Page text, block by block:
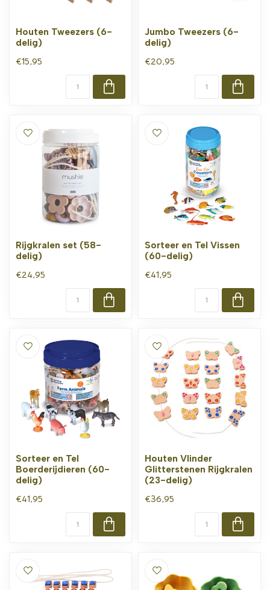
Houten Tweezers (6-
delig)
€15,95
Jumbo Tweezers (6-
delig)
€20,95
Rijgkralen set (58-
delig)
€24,95
Sorteer en Tel Vissen
(60-delig)
€41,95
Sorteer en Tel
Boerderijdieren (60-
delig)
€41,95
Houten Vlinder
Glitterstenen Rijgkralen
(23-delig)
€36,95